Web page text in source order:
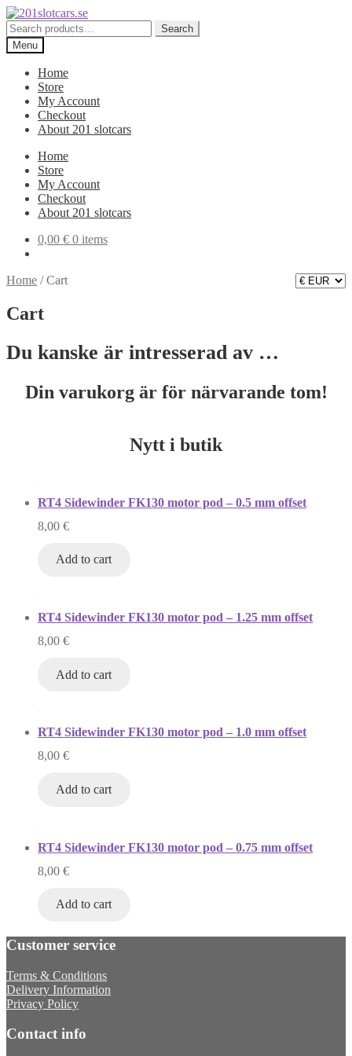
Skip
to
navigation
Skip
to
content
Search
for:
Search
Menu
Home
Store
My Account
Checkout
About 201 slotcars
Home
Store
My Account
Checkout
About 201 slotcars
0,00 € 0 items
Home /Cart
Cart
Du kanske är intresserad av …
Din varukorg är för närvarande tom!
Nytt i butik
RT4 Sidewinder FK130 motor pod – 0.5 mm offset
8,00 €
Add to cart
RT4 Sidewinder FK130 motor pod – 1.25 mm offset
8,00 €
Add to cart
RT4 Sidewinder FK130 motor pod – 1.0 mm offset
8,00 €
Add to cart
RT4 Sidewinder FK130 motor pod – 0.75 mm offset
8,00 €
Add to cart
Customer service
Terms & Conditions
Delivery Information
Privacy Policy
Contact info